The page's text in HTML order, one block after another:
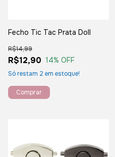
Fecho Tic Tac Prata Doll
R$12,90
R$14,99
14% OFF
Só restam 2 em estoque!